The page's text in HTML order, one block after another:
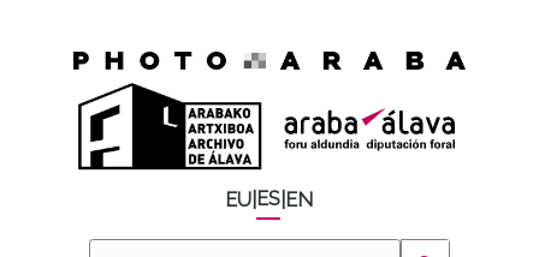
EU ES EN